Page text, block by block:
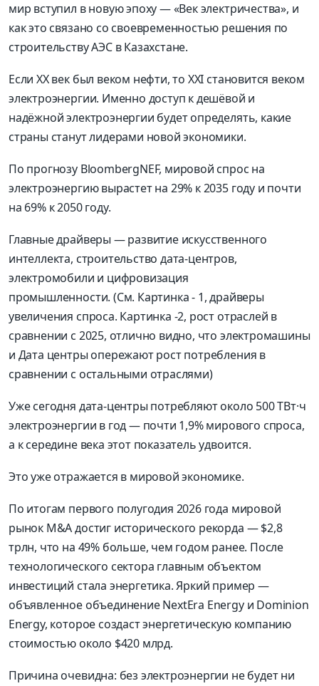
мир вступил в новую эпоху — «Век электричества», и
как это связано со своевременностью решения по
строительству АЭС в Казахстане.
Если XX век был веком нефти, то XXI становится веком
электроэнергии. Именно доступ к дешёвой и
надёжной электроэнергии будет определять, какие
страны станут лидерами новой экономики.
По прогнозу BloombergNEF, мировой спрос на
электроэнергию вырастет на 29% к 2035 году и почти
на 69% к 2050 году.
Главные драйверы — развитие искусственного
интеллекта, строительство дата-центров,
электромобили и цифровизация
промышленности. (См. Картинка - 1, драйверы
увеличения спроса. Картинка -2, рост отраслей в
сравнении с 2025, отлично видно, что электромашины
и Дата центры опережают рост потребления в
сравнении с остальными отраслями)
Уже сегодня дата-центры потребляют около 500 ТВт·ч
электроэнергии в год — почти 1,9% мирового спроса,
а к середине века этот показатель удвоится.
Это уже отражается в мировой экономике.
По итогам первого полугодия 2026 года мировой
рынок M&A достиг исторического рекорда — $2,8
трлн, что на 49% больше, чем годом ранее. После
технологического сектора главным объектом
инвестиций стала энергетика. Яркий пример —
объявленное объединение NextEra Energy и Dominion
Energy, которое создаст энергетическую компанию
стоимостью около $420 млрд.
Причина очевидна: без электроэнергии не будет ни